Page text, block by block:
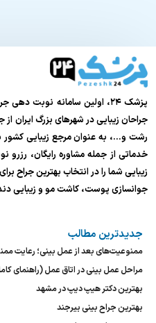
پزشک ۲۴، اولین سامانه نوبت
جراحان زیبایی در شهرهای بزرگ ایران از
خدماتی از جمله مشاوره رایگان،
زیبایی شما را در انتخاب بهترین جراح
جوانسازی پوست، کاشت مو و زیبایی
جدیدترین مطالب
ممنوعیت‌های بعد از عمل بینی؛ رعایت
مراحل عمل بینی در اتاق عمل (راهنمای کامل ۷ گام
بهترین دکتر هیپ دیپ در مشهد
بهترین جراح بینی بیرجند